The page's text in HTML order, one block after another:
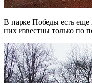
В парке Победы есть еще
них известны только по